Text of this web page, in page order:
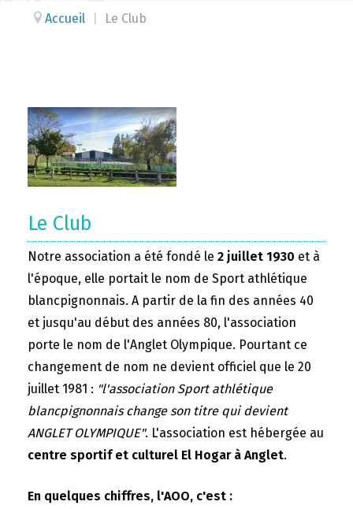
Accueil Le Club
Le Club
Notre association a été fondé le 2 juillet 1930 et à
l'époque, elle portait le nom de Sport athlétique
blancpignonnais. A partir de la fin des années 40
et jusqu'au début des années 80, l'association
porte le nom de l'Anglet Olympique. Pourtant ce
changement de nom ne devient officiel que le 20
juillet 1981 : "l'association Sport athlétique
blancpignonnais change son titre qui devient
ANGLET OLYMPIQUE". L'association est hébergée au
centre sportif et culturel El Hogar à Anglet.
En quelques chiffres, l'AOO, c'est :